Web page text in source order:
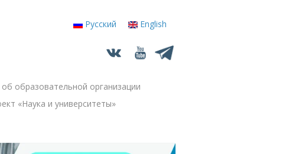
Русский English
образовательной организации
«Наука и университеты»